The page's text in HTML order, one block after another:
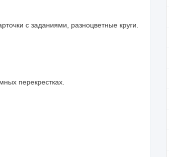
с заданиями, разноцветные круги.
перекрестках.